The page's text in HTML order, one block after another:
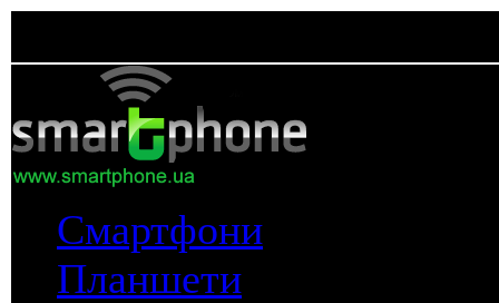
Смартфони
Планшети